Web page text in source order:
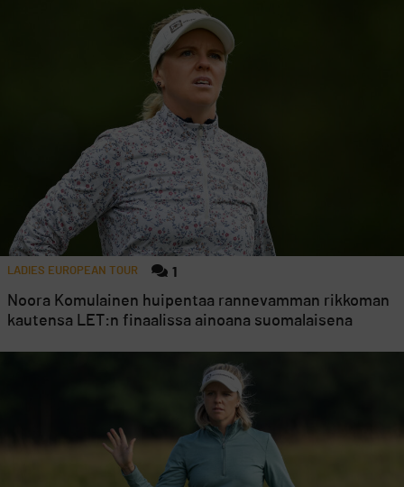
LADIES EUROPEAN TOUR 1
Noora Komulainen huipentaa rannevamman rikkoman
kautensa LET:n finaalissa ainoana suomalaisena